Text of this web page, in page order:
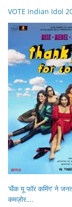
VOTE Indian Idol
‘थैंक यू फॉर कमिंग’ ने
कमज़ोर….